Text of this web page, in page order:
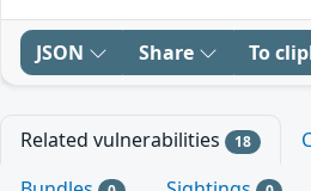
JSON Share To
Related vulnerabilities 18